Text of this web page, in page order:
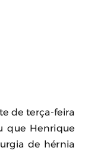
de terça-feira
que Henrique
de hérnia